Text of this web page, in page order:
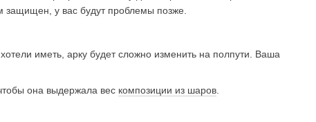
защищен, у вас будут проблемы позже.
иметь, арку будет сложно изменить на полпути. Ваша
она выдержала вес композиции из шаров.